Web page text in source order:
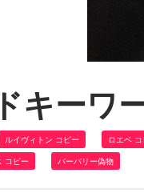
キーワ
ルイヴィトン コピー ロエベ コ
コピー バーバリー偽物